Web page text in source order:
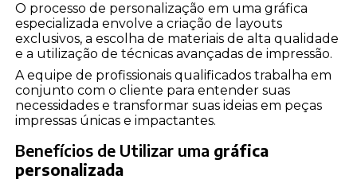
O processo de personalização em uma gráfica
especializada envolve a criação de layouts
exclusivos, a escolha de materiais de alta qualidade
e a utilização de técnicas avançadas de impressão.
A equipe de profissionais qualificados trabalha em
conjunto com o cliente para entender suas
necessidades e transformar suas ideias em peças
impressas únicas e impactantes.
Benefícios de Utilizar uma gráfica
personalizada